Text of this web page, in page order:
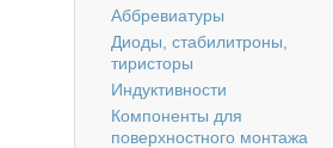
Аббревиатуры
Диоды, стабилитроны,
тиристоры
Индуктивности
Компоненты для
поверхностного монтажа